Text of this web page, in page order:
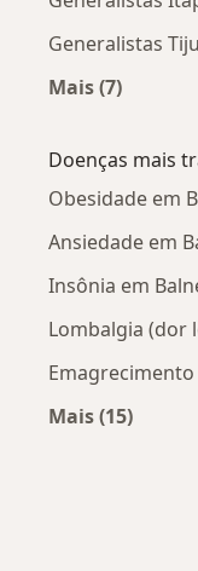
Generalistas
Mais (7)
Doenças mais
Obesidade em
Ansiedade em
Insônia em
Lombalgia (dor
Mais (15)